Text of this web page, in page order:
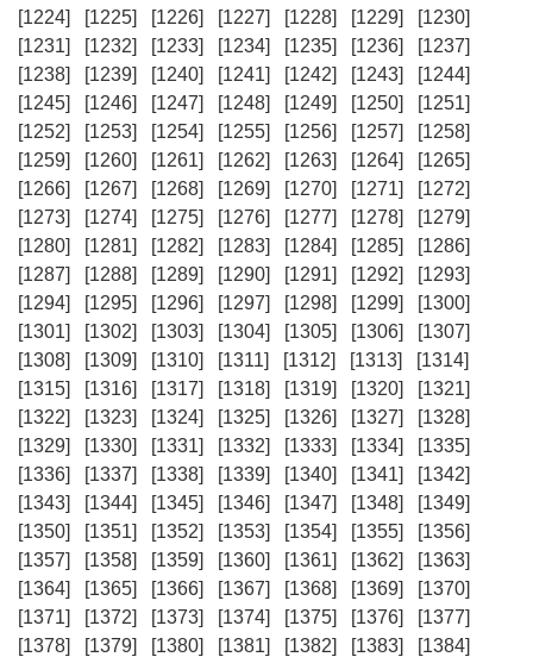
[1224]
[1225] [1226] [1227] [1228] [1229]
[1230]
[1231]
[1232] [1233] [1234] [1235] [1236]
[1237]
[1238]
[1239] [1240] [1241] [1242] [1243]
[1244]
[1245]
[1246] [1247] [1248] [1249] [1250]
[1251]
[1252]
[1253] [1254] [1255] [1256] [1257]
[1258]
[1259]
[1260] [1261] [1262] [1263] [1264]
[1265]
[1266]
[1267] [1268] [1269] [1270] [1271]
[1272]
[1273]
[1274] [1275] [1276] [1277] [1278]
[1279]
[1280]
[1281] [1282] [1283] [1284] [1285]
[1286]
[1287]
[1288] [1289] [1290] [1291] [1292]
[1293]
[1294]
[1295] [1296] [1297] [1298] [1299]
[1300]
[1301]
[1302] [1303] [1304] [1305] [1306]
[1307]
[1308]
[1309] [1310] [1311] [1312] [1313]
[1314]
[1315]
[1316] [1317] [1318] [1319] [1320]
[1321]
[1322]
[1323] [1324] [1325] [1326] [1327]
[1328]
[1329]
[1330] [1331] [1332] [1333] [1334]
[1335]
[1336]
[1337] [1338] [1339] [1340] [1341]
[1342]
[1343]
[1344] [1345] [1346] [1347] [1348]
[1349]
[1350]
[1351] [1352] [1353] [1354] [1355]
[1356]
[1357]
[1358] [1359] [1360] [1361] [1362]
[1363]
[1364]
[1365] [1366] [1367] [1368] [1369]
[1370]
[1371]
[1372] [1373] [1374] [1375] [1376]
[1377]
[1378]
[1379] [1380] [1381] [1382] [1383]
[1384]